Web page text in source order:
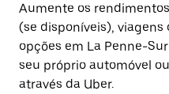
Aumente os
(se disponíveis), viagens
opções em La Penne-
seu próprio automóvel
através da Uber.